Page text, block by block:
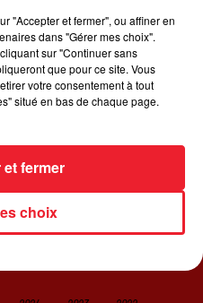
"Accepter et fermer", ou affiner en
dans "Gérer mes choix".
sur "Continuer sans
que pour ce site. Vous
votre consentement à tout
situé en bas de chaque page.
choix
fermer